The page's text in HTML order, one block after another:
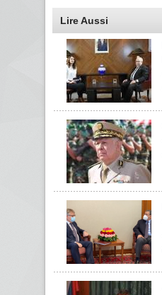
Lire Aussi